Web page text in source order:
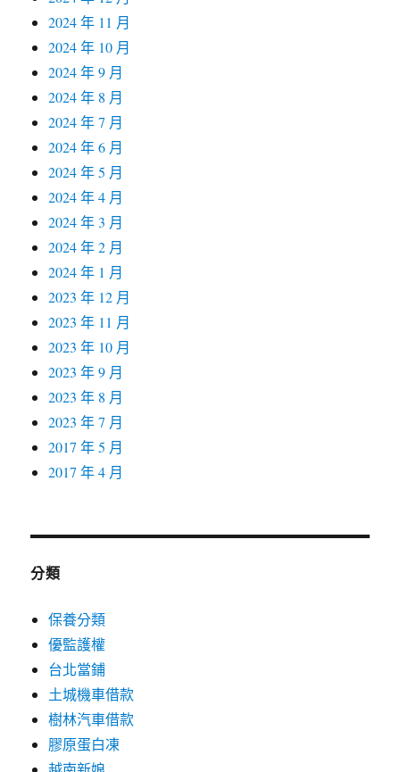
2024 年 11 月
2024 年 10 月
2024 年 9 月
2024 年 8 月
2024 年 7 月
2024 年 6 月
2024 年 5 月
2024 年 4 月
2024 年 3 月
2024 年 2 月
2024 年 1 月
2023 年 12 月
2023 年 11 月
2023 年 10 月
2023 年 9 月
2023 年 8 月
2023 年 7 月
2017 年 5 月
2017 年 4 月
分類
保養分類
優監護權
台北當鋪
土城機車借款
樹林汽車借款
膠原蛋白凍